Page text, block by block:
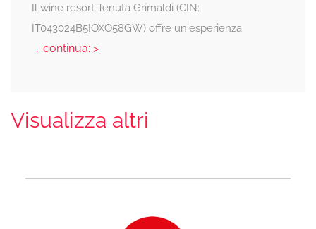
Il wine resort Tenuta Grimaldi (CIN:
IT043024B5IOXO58GW) offre un'esperienza
... continua: >
Visualizza altri